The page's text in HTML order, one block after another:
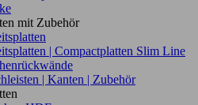
mit Zubehör
| Compactplatten Slim Line
| Kanten | Zubehör